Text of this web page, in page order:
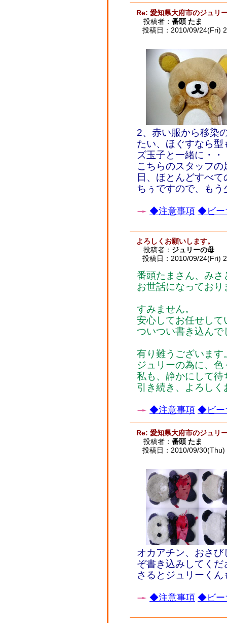
Re: 愛知県大府市のジュリ
投稿者： 番頭 たま
投稿日：2010/09/24(Fri)
2、赤い服から移染
たい、ほぐすなら
ズ玉子と一緒に・
こちらのスタッフ
日、ほとんどすべ
ちぅですので、も
◆注意事項 ◆ビー
よろしくお願いします。
投稿者： ジュリーの母
投稿日：2010/09/24(Fri)
番頭たまさん、み
お世話になっており
すみません。
安心してお任せし
ついつい書き込んで
有り難うございます
ジュリーの為に、
私も、静かにして待
引き続き、よろし
◆注意事項 ◆ビー
Re: 愛知県大府市のジュリ
投稿者： 番頭 たま
投稿日：2010/09/
オカアチン、おさ
ぞ書き込みしてく
さるとジュリーく
◆注意事項 ◆ビー